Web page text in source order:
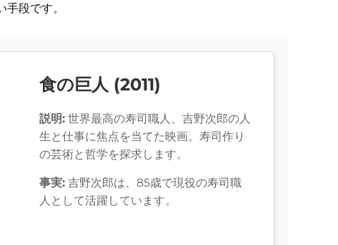
段です。
食の巨人 (2011)
説明: 世界最高の寿司職人、吉野次郎の人
生と仕事に焦点を当てた映画。寿司作り
の芸術と哲学を探求します。
事実: 吉野次郎は、85歳で現役の寿司職
人として活躍しています。